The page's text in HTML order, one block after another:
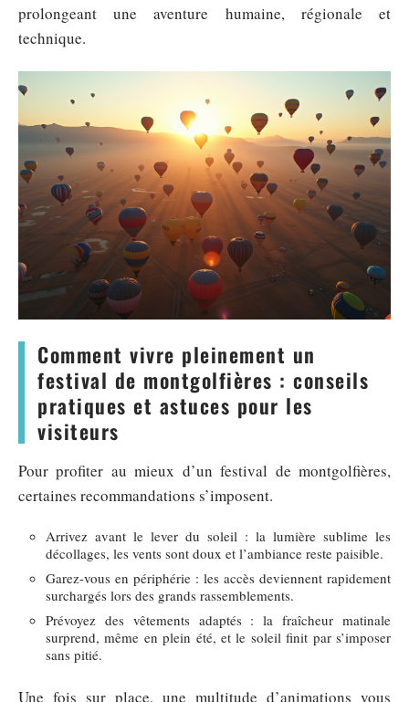
prolongeant une aventure humaine, régionale et
technique.
Comment vivre pleinement un
festival de montgolfières : conseils
pratiques et astuces pour les
visiteurs
Pour profiter au mieux d’un festival de montgolfières,
certaines recommandations s’imposent.
Arrivez avant le lever du soleil : la lumière sublime les
décollages, les vents sont doux et l’ambiance reste paisible.
Garez-vous en périphérie : les accès deviennent rapidement
surchargés lors des grands rassemblements.
Prévoyez des vêtements adaptés : la fraîcheur matinale
surprend, même en plein été, et le soleil finit par s’imposer
sans pitié.
Une fois sur place, une multitude d’animations vous